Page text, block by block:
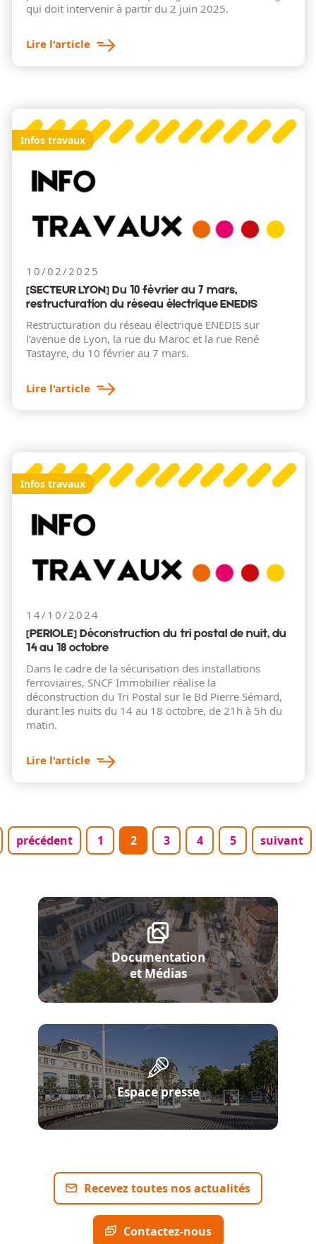
qui doit intervenir à partir du 2 juin 2025.
Lire l'article
Infos travaux
10/02/2025
[SECTEUR LYON] Du 10 février au 7 mars,
restructuration du réseau électrique ENEDIS
Restructuration du réseau électrique ENEDIS sur
l’avenue de Lyon, la rue du Maroc et la rue René
Tastayre, du 10 février au 7 mars.
Lire l'article
Infos travaux
14/10/2024
[PERIOLE] Déconstruction du tri postal de nuit, du
14 au 18 octobre
Dans le cadre de la sécurisation des installations
ferroviaires, SNCF Immobilier réalise la
déconstruction du Tri Postal sur le Bd Pierre Sémard,
durant les nuits du 14 au 18 octobre, de 21h à 5h du
matin.
Lire l'article
Pagination
Page précédente
précédent Page
1 Page courante
2 Page
3 Page
4 Page
5 Page
suivant
Documentation
et Médias
Espace presse
Recevez toutes nos actualités
Contactez-nous